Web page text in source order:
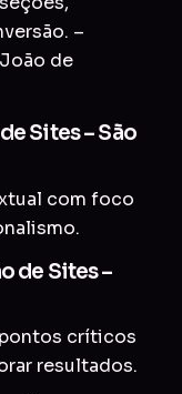
–
de
Sites – São
com foco
de Sites –
críticos
resultados.